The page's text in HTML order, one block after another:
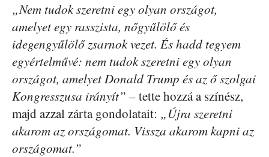
„Nem tudok szeretni egy olyan országot,
amelyet egy rasszista, nőgyűlölő és
idegengyűlölő zsarnok vezet. És hadd tegyem
egyértelművé: nem tudok szeretni egy olyan
országot, amelyet Donald Trump és az ő szolgai
Kongresszusa irányít” – tette hozzá a színész,
majd azzal zárta gondolatait: „Újra szeretni
akarom az országomat. Vissza akarom kapni az
országomat.”